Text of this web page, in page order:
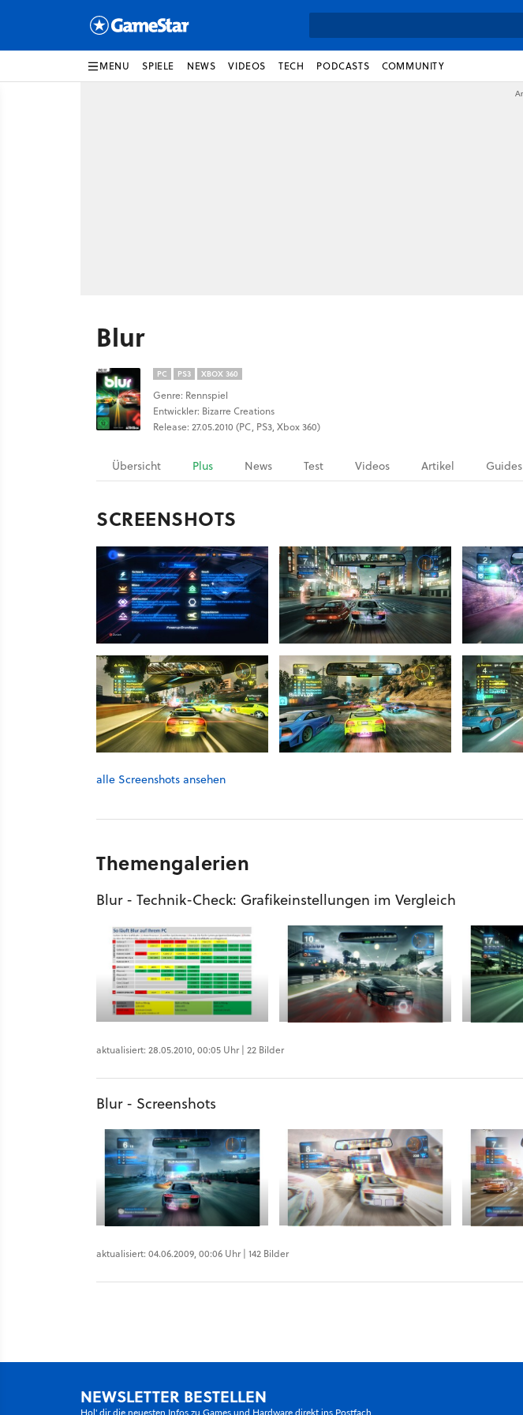
MENU SPIELE NEWS VIDEOS TECH PODCASTS COMMUNITY
Blur
PC PS3 XBOX 360
Genre: Rennspiel
Entwickler: Bizarre Creations
Release: 27.05.2010 (PC, PS3, Xbox 360)
Übersicht Plus News Test Videos Artikel Guides
SCREENSHOTS
alle Screenshots ansehen
Themengalerien
Blur - Technik-Check: Grafikeinstellungen im Vergleich
aktualisiert: 28.05.2010, 00:05 Uhr | 22 Bilder
Blur - Screenshots
aktualisiert: 04.06.2009, 00:06 Uhr | 142 Bilder
NEWSLETTER BESTELLEN
Hol' dir die neuesten Infos zu Games und Hardware direkt ins Postfach